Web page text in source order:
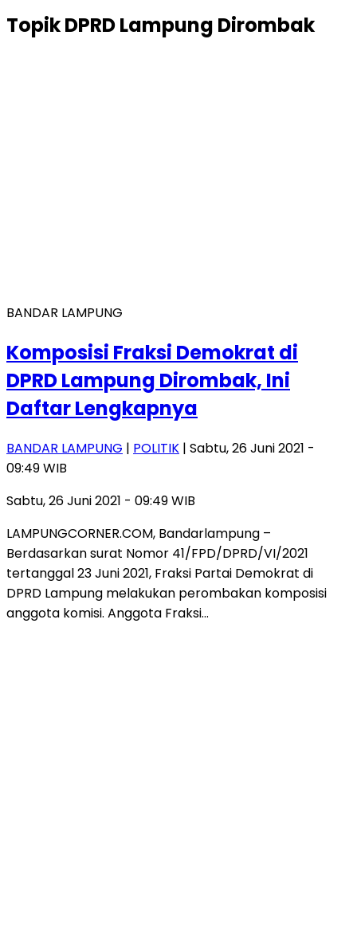
TopikDPRD Lampung Dirombak
BANDAR LAMPUNG
Komposisi Fraksi Demokrat di
DPRD Lampung Dirombak, Ini
Daftar Lengkapnya
BANDAR LAMPUNG | POLITIK | Sabtu, 26 Juni 2021 -
09:49 WIB
Sabtu, 26 Juni 2021 - 09:49 WIB
LAMPUNGCORNER.COM, Bandarlampung –
Berdasarkan surat Nomor 41/FPD/DPRD/VI/2021
tertanggal 23 Juni 2021, Fraksi Partai Demokrat di
DPRD Lampung melakukan perombakan komposisi
anggota komisi. Anggota Fraksi…